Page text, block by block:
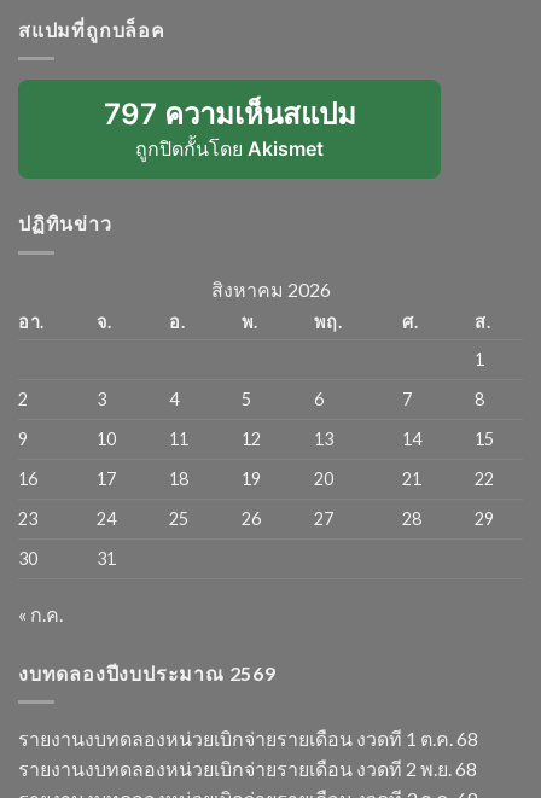
สแปมที่ถูกบล็อค
797 ความเห็นสแปม
ถูกปิดกั้นโดย Akismet
ปฏิทินข่าว
สิงหาคม 2026
อา. จ. อ. พ. พฤ. ศ.
ส.
1
2
3 4 5 6 7
8
9
10 11 12 13 14
15
16
17 18 19 20 21
22
23
24 25 26 27 28
29
30
31
« ก.ค.
งบทดลองปีงบประมาณ 2569
รายงานงบทดลองหน่วยเบิกจ่ายรายเดือน งวดที 1 ต.ค. 68
รายงานงบทดลองหน่วยเบิกจ่ายรายเดือน งวดที 2 พ.ย. 68